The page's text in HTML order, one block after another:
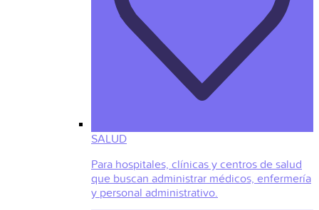
SALUD
Para hospitales, clínicas y centros de salud
que buscan administrar médicos, enfermería
y personal administrativo.